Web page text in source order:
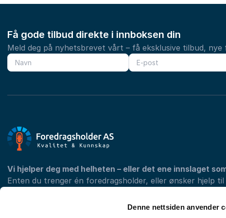
Denne nettsiden anvender
Få gode tilbud direkte i innboksen din
Meld deg på nyhetsbrevet vårt – få eksklusive tilbud,
Vi hjelper deg med helheten – eller det ene innslaget
Enten du trenger én foredragsholder, eller ønsker hjelp